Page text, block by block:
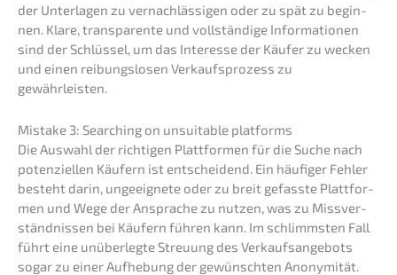
der Unter­la­gen zu vernach­läs­si­gen oder zu spät zu begin­
nen. Klare, trans­pa­ren­te und vollstän­di­ge Infor­ma­tio­nen
sind der Schlüs­sel, um das Inter­es­se der Käufer zu wecken
und einen reibungs­lo­sen Verkaufs­pro­zess zu
gewährleisten.
Mista­ke 3: Searching on unsui­ta­ble platforms
Die Auswahl der richti­gen Platt­for­men für die Suche nach
poten­zi­el­len Käufern ist entschei­dend. Ein häufi­ger Fehler
besteht darin, ungeeig­ne­te oder zu breit gefass­te Platt­for­
men und Wege der Anspra­che zu nutzen, was zu Missver­
ständ­nis­sen bei Käufern führen kann. Im schlimms­ten Fall
führt eine unüber­leg­te Streu­ung des Verkaufs­an­ge­bots
sogar zu einer Aufhe­bung der gewünsch­ten Anony­mi­tät.